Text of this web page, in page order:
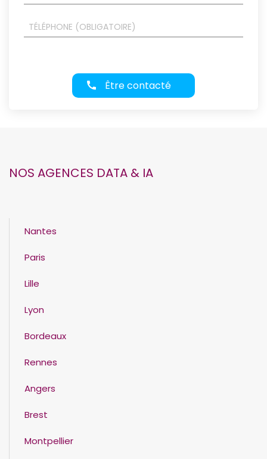
Être contacté
NOS AGENCES DATA & IA
Nantes
Paris
Lille
Lyon
Bordeaux
Rennes
Angers
Brest
Montpellier